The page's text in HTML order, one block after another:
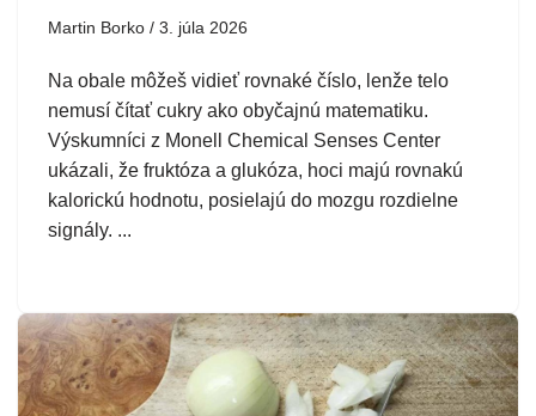
Martin Borko 3. júla 2026
Na obale môžeš vidieť rovnaké číslo, lenže telo
nemusí čítať cukry ako obyčajnú matematiku.
Výskumníci z Monell Chemical Senses Center
ukázali, že fruktóza a glukóza, hoci majú rovnakú
kalorickú hodnotu, posielajú do mozgu rozdielne
signály. ...